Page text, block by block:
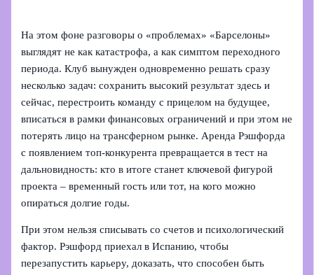
На этом фоне разговоры о «проблемах» «Барселоны»
выглядят не как катастрофа, а как симптом переходного
периода. Клуб вынужден одновременно решать сразу
несколько задач: сохранить высокий результат здесь и
сейчас, перестроить команду с прицелом на будущее,
вписаться в рамки финансовых ограничений и при этом не
потерять лицо на трансферном рынке. Аренда Рэшфорда
с появлением топ-конкурента превращается в тест на
дальновидность: кто в итоге станет ключевой фигурой
проекта – временный гость или тот, на кого можно
опираться долгие годы.
При этом нельзя списывать со счетов и психологический
фактор. Рэшфорд приехал в Испанию, чтобы
перезапустить карьеру, доказать, что способен быть